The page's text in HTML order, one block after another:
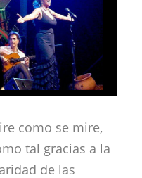
como se mire,
tal gracias a la
de las